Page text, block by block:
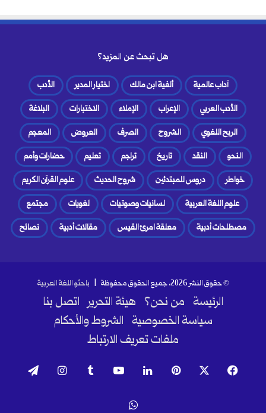
هل تبحث عن المزيد؟
آداب عالمية ألفية ابن مالك اختيار المدير
الأدب
الأدب العربي
الإعراب الإملاء الاختبارات
البلاغة
الربح اللغوي
الشروح الصرف العروض
المعجم
النحو
النقد تاريخ تراجم تعليم
حضارات وأمم
خواطر
دروس للمبتدئين شروح الحديث
علوم القرآن الكريم
علوم اللغة العربية
لسانيات وصوتيات لغويات
مجتمع
مصطلحات أدبية
معلقة امرئ القيس مقالات أدبية نصائح
© حقوق النشر 2026، جميع الحقوق محفوظة | باحثو اللغة العربية
الرئيسة من نحن؟ هيئة التحرير اتصل بنا
سياسة الخصوصية الشروط والأحكام
ملفات تعريف الارتباط
فيسبوك بينتيريست لينكدإن ‫YouTube انستقرام